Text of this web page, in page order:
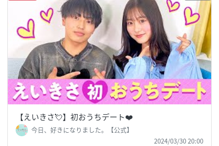
【えいきさ💘】初おうちデート❤️
今日、好きになりました。【公式】
2024/03/30 20:00